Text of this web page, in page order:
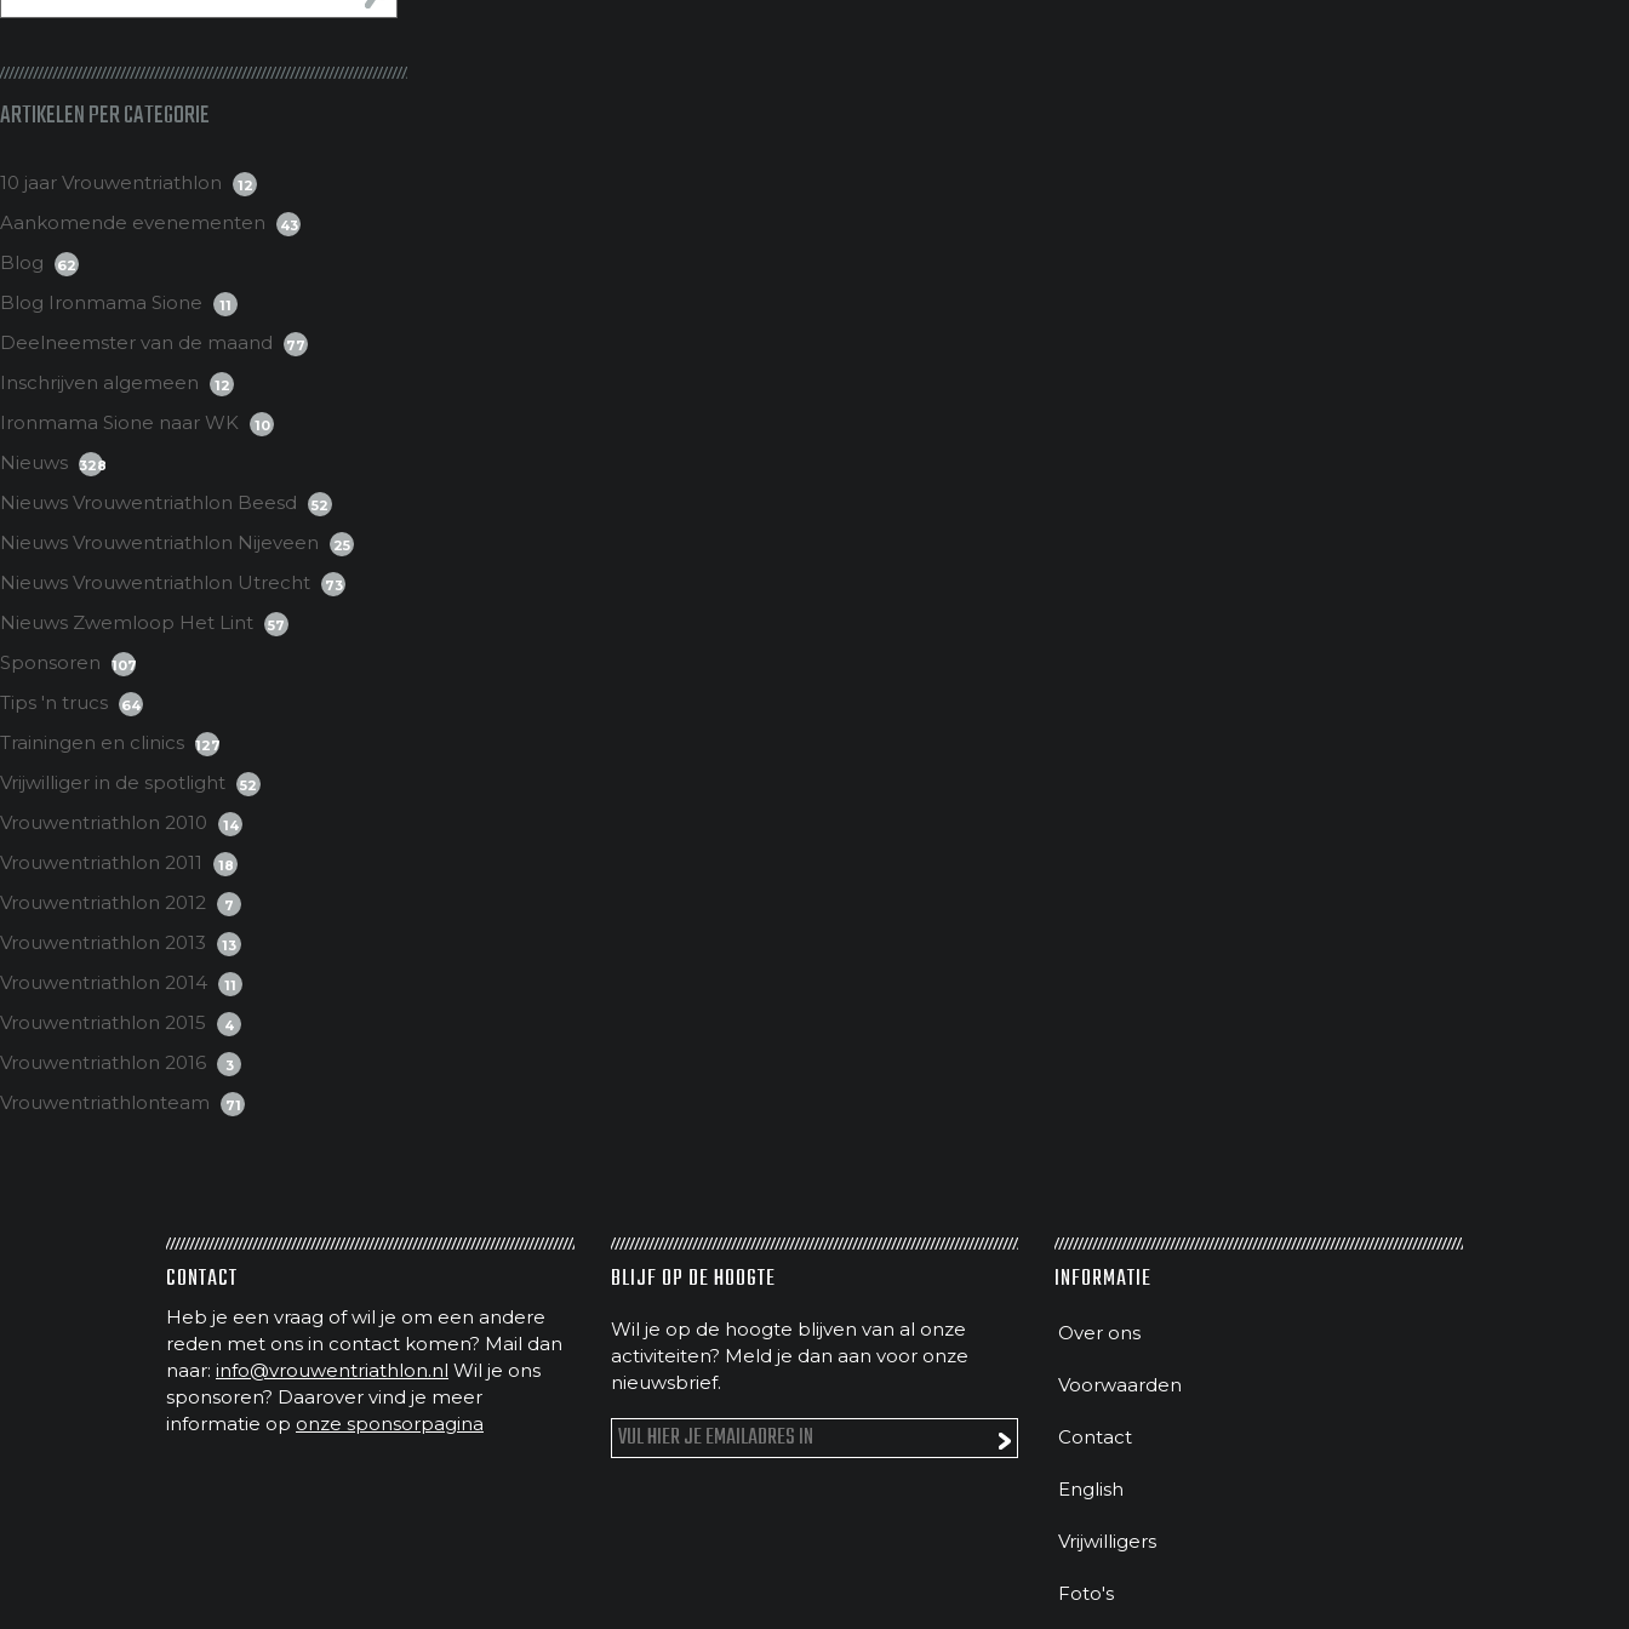
ARTIKELEN PER CATEGORIE
10 jaar Vrouwentriathlon 12
Aankomende evenementen 43
Blog 62
Blog Ironmama Sione 11
Deelneemster van de maand 77
Inschrijven algemeen 12
Ironmama Sione naar WK 10
Nieuws 328
Nieuws Vrouwentriathlon Beesd 52
Nieuws Vrouwentriathlon Nijeveen 25
Nieuws Vrouwentriathlon Utrecht 73
Nieuws Zwemloop Het Lint 57
Sponsoren 107
Tips 'n trucs 64
Trainingen en clinics 127
Vrijwilliger in de spotlight 52
Vrouwentriathlon 2010 14
Vrouwentriathlon 2011 18
Vrouwentriathlon 2012 7
Vrouwentriathlon 2013 13
Vrouwentriathlon 2014 11
Vrouwentriathlon 2015 4
Vrouwentriathlon 2016 3
Vrouwentriathlonteam 71
CONTACT
Heb je een vraag of wil je om een andere
reden met ons in contact komen? Mail dan
naar: info@vrouwentriathlon.nl Wil je ons
sponsoren? Daarover vind je meer
informatie op onze sponsorpagina
BLIJF OP DE HOOGTE
Wil je op de hoogte blijven van al onze
activiteiten? Meld je dan aan voor onze
nieuwsbrief.
INFORMATIE
Over ons
Voorwaarden
Contact
English
Vrijwilligers
Foto's